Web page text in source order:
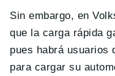
Sin embargo, en
que la carga rápida
pues habrá usuarios
para cargar su